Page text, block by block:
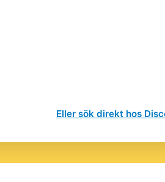
Eller sök direkt hos